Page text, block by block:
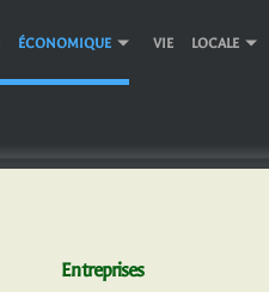
ÉCONOMIQUE VIE LOCALE
Entreprises